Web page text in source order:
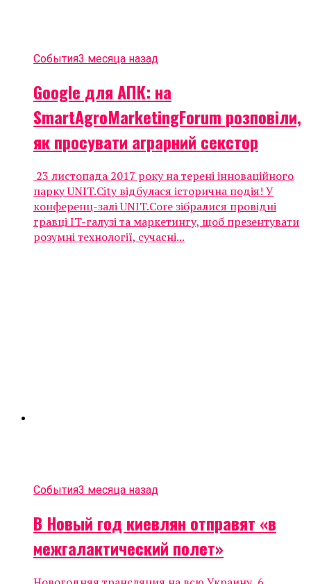
События3 месяца назад
Google для АПК: на
SmartAgroMarketingForum розповіли,
як просувати аграрний секстор
23 листопада 2017 року на терені інноваційного
парку UNIT.City відбулася історична подія! У
конференц-залі UNIT.Core зібралися провідні
гравці IT-галузі та маркетингу, щоб презентувати
розумні технології, сучасні...
События3 месяца назад
В Новый год киевлян отправят «в
межгалактический полет»